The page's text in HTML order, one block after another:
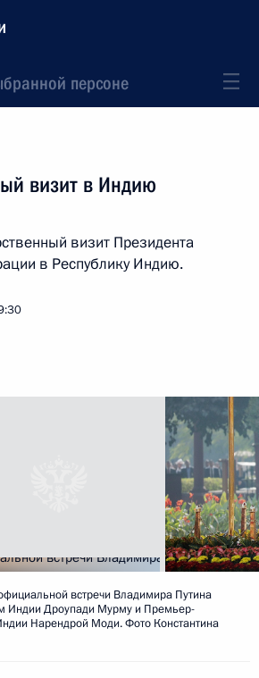
персоне
визит в Индию
визит Президента
в Республику Индию.
встречи Владимира Путина
Индии Дроупади Мурму и Премьер-
Нарендрой Моди. Фото Константина